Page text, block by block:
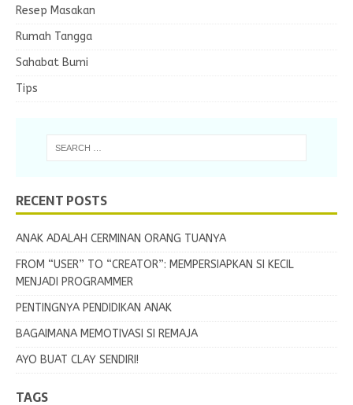
Resep Masakan
Rumah Tangga
Sahabat Bumi
Tips
RECENT POSTS
ANAK ADALAH CERMINAN ORANG TUANYA
FROM “USER” TO “CREATOR”: MEMPERSIAPKAN SI KECIL
MENJADI PROGRAMMER
PENTINGNYA PENDIDIKAN ANAK
BAGAIMANA MEMOTIVASI SI REMAJA
AYO BUAT CLAY SENDIRI!
TAGS